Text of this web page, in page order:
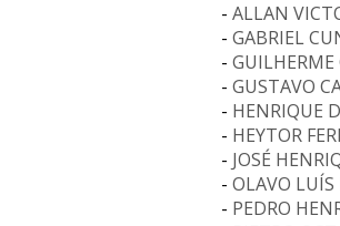
- ALLAN
- GABRIEL
-
- GUSTAVO
- HENRIQUE
- HEYTOR
- JOSÉ
- OLAVO LUÍS
- PEDRO